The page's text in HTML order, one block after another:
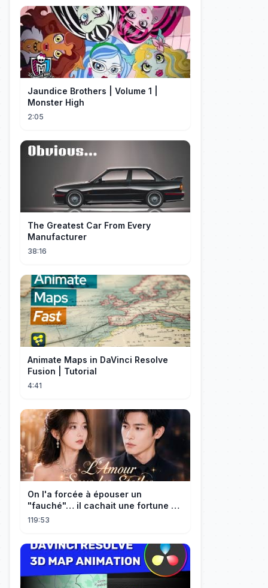
Jaundice Brothers | Volume 1 |
Monster High
2:05
The Greatest Car From Every
Manufacturer
38:16
Animate Maps in DaVinci Resolve
Fusion | Tutorial
4:41
On l'a forcée à épouser un
"fauché"… il cachait une fortune et
l'a traitée en reine!
119:53